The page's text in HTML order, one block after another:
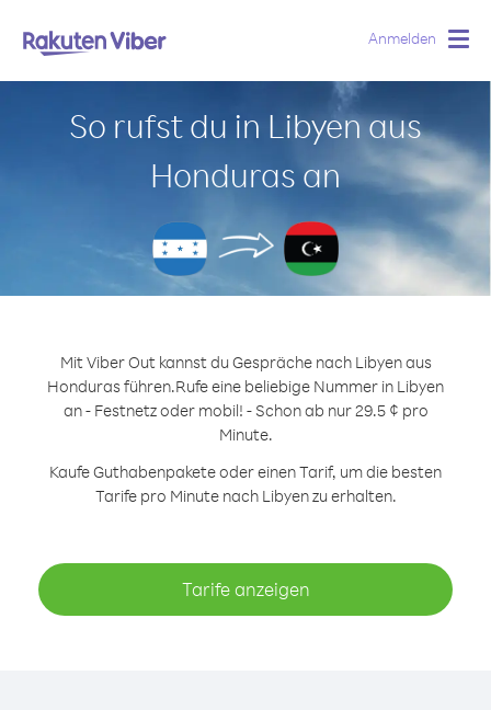
Anmelden
So rufst du in Libyen aus
Honduras an
Mit Viber Out kannst du Gespräche nach Libyen aus
Honduras führen.Rufe eine beliebige Nummer in Libyen
an - Festnetz oder mobil! - Schon ab nur 29.5 ¢ pro
Minute.
Kaufe Guthabenpakete oder einen Tarif, um die besten
Tarife pro Minute nach Libyen zu erhalten.
Tarife anzeigen